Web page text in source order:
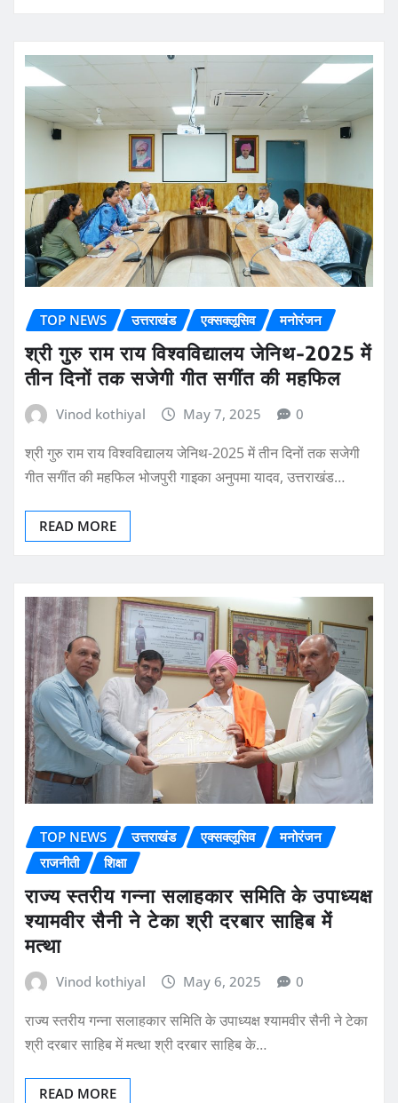
TOP NEWS उत्तराखंड एक्सक्लूसिव मनोरंजन
श्री गुरु राम राय विश्वविद्यालय जेनिथ-2025 में
तीन दिनों तक सजेगी गीत सगींत की महफिल
Vinod kothiyal May 7, 2025 0
श्री गुरु राम राय विश्वविद्यालय जेनिथ-2025 में तीन दिनों तक सजेगी
गीत सगींत की महफिल भोजपुरी गाइका अनुपमा यादव, उत्तराखंड…
READ MORE
TOP NEWS उत्तराखंड एक्सक्लूसिव
मनोरंजन
राजनीती
शिक्षा
राज्य स्तरीय गन्ना सलाहकार समिति के उपाध्यक्ष
श्यामवीर सैनी ने टेका श्री दरबार साहिब में
मत्था
Vinod kothiyal May 6, 2025 0
राज्य स्तरीय गन्ना सलाहकार समिति के उपाध्यक्ष श्यामवीर सैनी ने टेका
श्री दरबार साहिब में मत्था श्री दरबार साहिब के…
READ MORE